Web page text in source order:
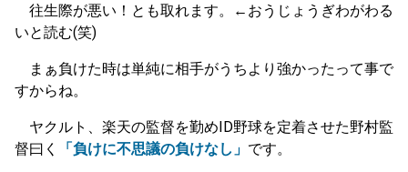
往生際が悪い！とも取れます。←おうじょうぎわがわる
いと読む(笑)
まぁ負けた時は単純に相手がうちより強かったって事で
すからね。
ヤクルト、楽天の監督を勤めID野球を定着させた野村監
督曰く
「負けに不思議の負けなし」 です。